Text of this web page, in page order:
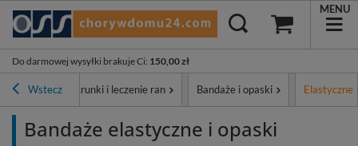
Do darmowej wysyłki brakuje Ci: 150,00 zł
MENU
WsteczOpatrunki i leczenie ran Bandaże i opaski Elastyczne
Bandaże elastyczne i opaski